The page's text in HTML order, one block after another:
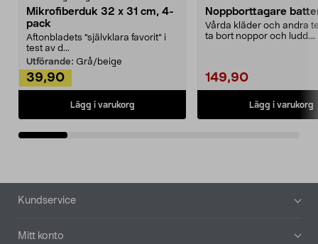
Mikrofiberduk 32 x 31 cm, 4-
pack
Aftonbladets "självklara favorit” i
test av d...
Utförande: Grå/beige
39,90
Lägg i varukorg
Noppborttagare
Vårda kläder och andra
ta bort noppor och ludd.
149,90
Lägg i varukorg
Sidfot
Kundservice
Mitt konto